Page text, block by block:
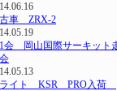
車 ZRX-2
会 岡山国際サーキット
イト KSR PRO入荷